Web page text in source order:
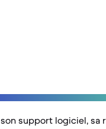
support logiciel, sa